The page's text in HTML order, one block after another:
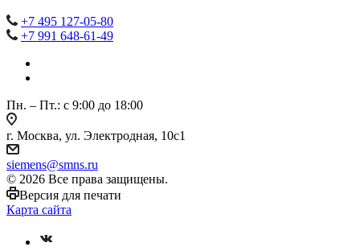
+7 495 127-05-80
+7 991 648-61-49
Пн. – Пт.: с 9:00 до 18:00
г. Москва, ул. Электродная, 10с1
siemens@smns.ru
© 2026 Все права защищены.
Версия для печати
Карта сайта